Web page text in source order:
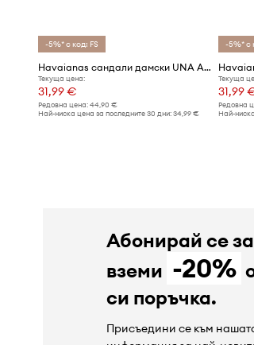
-5%* с код: FS
Havaianas сандали дамски UNA ACAI
Текуща цена:
31,99 €
Редовна цена: 44,90 €
Най-ниска цена за последните 30 дни: 34,99 €
-5%* с
Текуща
31,99
Редовна
Най-
Абонирай се
вземи -20%
си поръчка.
Присъедини се към